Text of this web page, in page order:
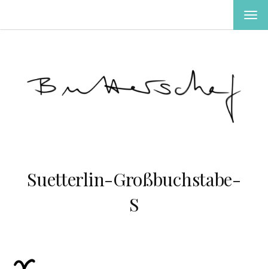
Suetterlin-Großbuchstabe-
S